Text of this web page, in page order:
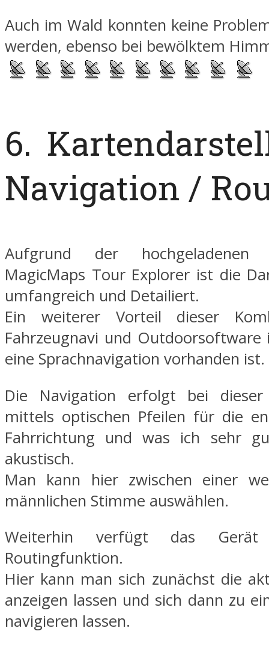
Auch im Wald konnten keine
werden, ebenso bei bewölktem
6.
Navigation /
Aufgrund der
MagicMaps Tour Explorer ist die
umfangreich und Detailiert.
Ein weiterer Vorteil dieser
Fahrzeugnavi und Outdoorsoftware
eine Sprachnavigation vorhanden ist.
Die Navigation erfolgt bei dieser
mittels optischen Pfeilen für die
Fahrrichtung und was ich sehr
akustisch.
Man kann hier zwischen einer
männlichen Stimme auswählen.
Weiterhin verfügt das
Routingfunktion.
Hier kann man sich zunächst die
anzeigen lassen und sich dann zu
navigieren lassen.